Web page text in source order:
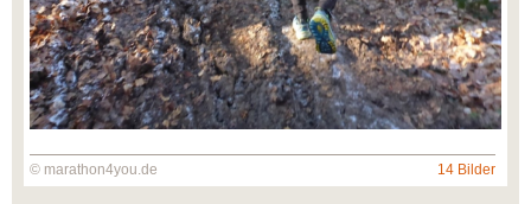
© marathon4you.de 14 Bilder